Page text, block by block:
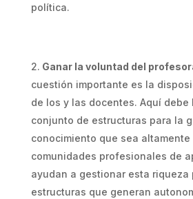
política.
Ganar la voluntad del
cuestión importante es la
de los y las docentes. Aquí debe
conjunto de estructuras para la
conocimiento que sea
comunidades profesionales de
ayudan a gestionar esta riqueza
estructuras que generan